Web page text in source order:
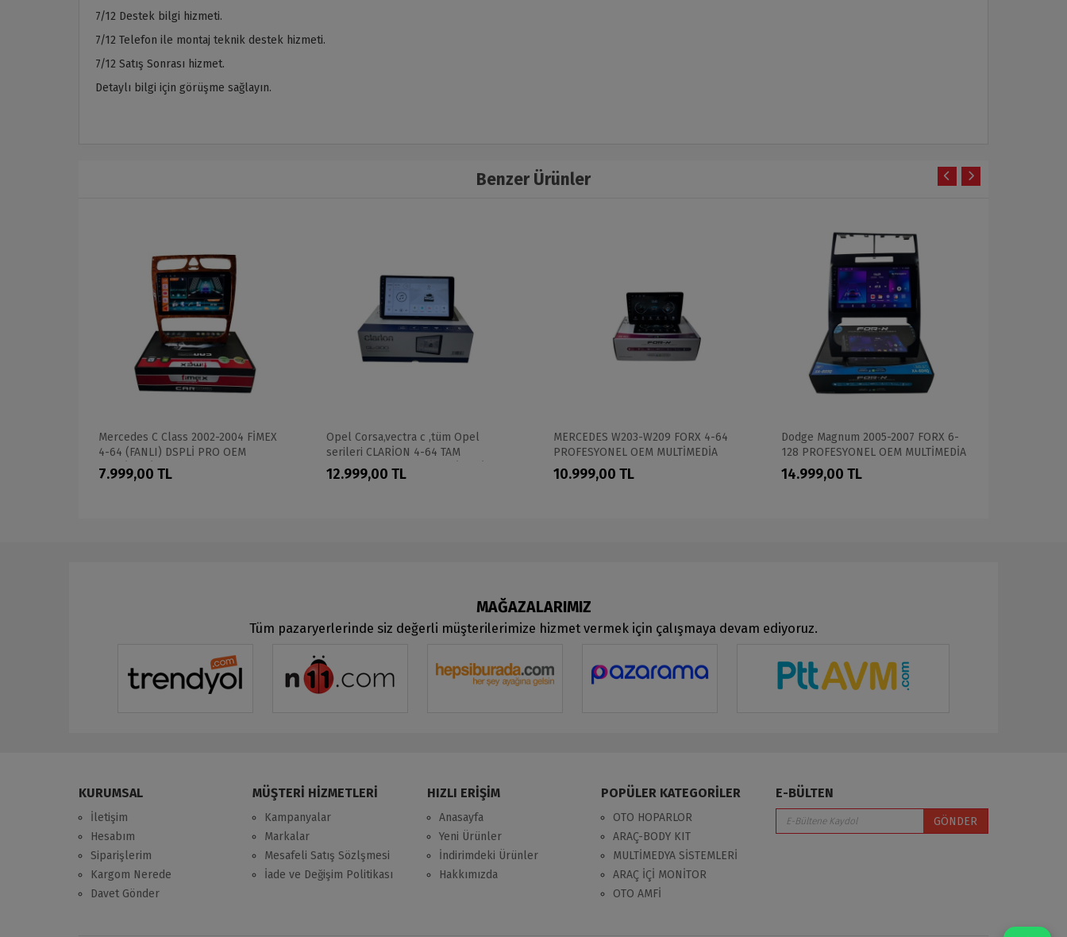
7/12 Destek bilgi hizmeti.
7/12 Telefon ile montaj teknik destek hizmeti.
7/12 Satış Sonrası hizmet.
Detaylı bilgi için görüşme sağlayın.
Benzer Ürünler
Mercedes C Class 2002-2004 FİMEX
4-64 (FANLI) DSPLİ PRO OEM
MULTİMEDİA
7.999,00 TL
Opel Corsa,vectra c ,tüm Opel
serileri CLARİON 4-64 TAM
PROFESYONEL OEM MULTİMEDİA
12.999,00 TL
MERCEDES W203-W209 FORX 4-64
PROFESYONEL OEM MULTİMEDİA
10.999,00 TL
Dodge Magnum 2005-2007 FORX 6-
128 PROFESYONEL OEM MULTİMEDİA
14.999,00 TL
MAĞAZALARIMIZ
Tüm pazaryerlerinde siz değerli müşterilerimize hizmet vermek için çalışmaya devam ediyoruz.
KURUMSAL
İletişim
Hesabım
Siparişlerim
Kargom Nerede
Davet Gönder
MÜŞTERİ HİZMETLERİ
Kampanyalar
Markalar
Mesafeli Satış Sözlşmesi
İade ve Değişim Politikası
HIZLI ERİŞİM
Anasayfa
Yeni Ürünler
İndirimdeki Ürünler
Hakkımızda
POPÜLER KATEGORİLER
OTO HOPARLOR
ARAÇ-BODY KIT
MULTİMEDYA SİSTEMLERİ
ARAÇ İÇİ MONİTOR
OTO AMFİ
E-BÜLTEN
GÖNDER